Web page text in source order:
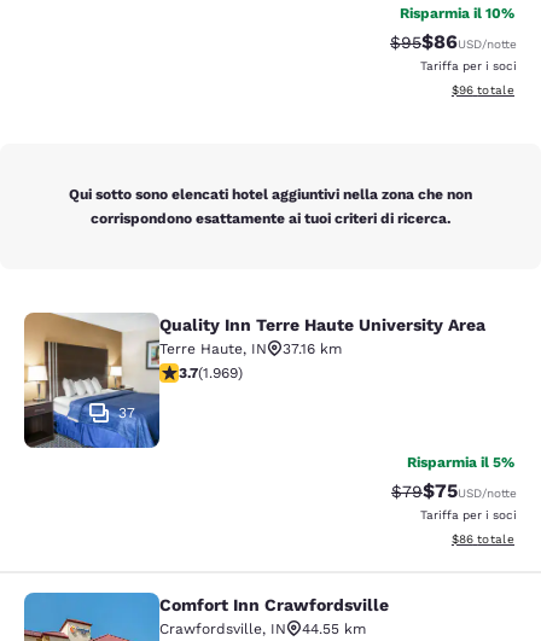
Risparmia il 10%
Tariffa di
$95Tariffa
$86USD/notte
Tariffa per i soci
Visualizza i
$96 totale
Qui sotto sono elencati hotel aggiuntivi nella zona che non
corrispondono esattamente ai tuoi criteri di ricerca.
Quality Inn Terre Haute University
37
Quality Inn Terre Haute University Area
Terre Haute, IN
37.16 km
Valutazione di 3.68 stelle. Buono. 1969 recensioni
3.7(1.969)
Risparmia il 5%
Tariffa di
$79Tariffa
$75USD/notte
Tariffa per i soci
Visualizza i
$86 totale
Comfort Inn Crawfordsville
Comfort Inn Crawfordsville
Crawfordsville, IN
44.55 km